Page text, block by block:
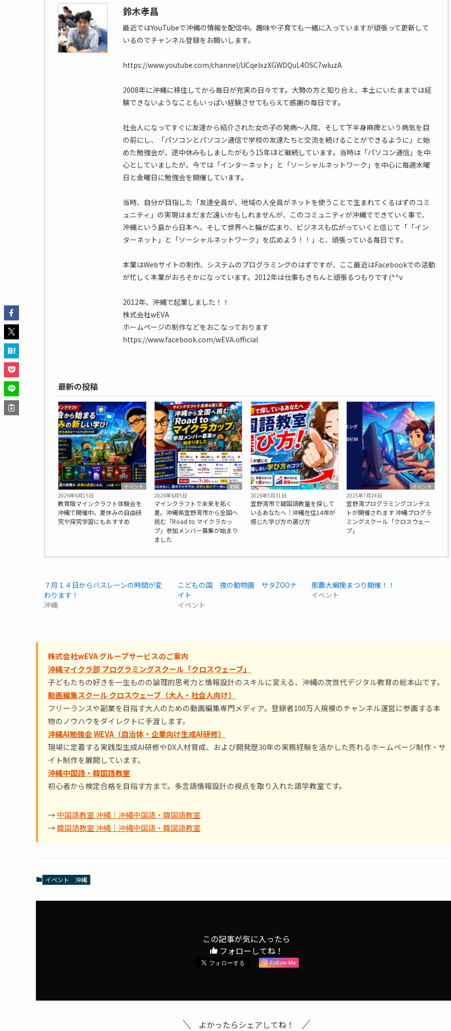
鈴木孝昌
最近ではYouTubeで沖縄の情報を配信中。趣味や子育ても一緒に入っていますが頑張って更新して
いるのでチャンネル登録をお願いします。
https://www.youtube.com/channel/UCqelxzXGWDQuL4OSC7wIuzA
2008年に沖縄に移住してから毎日が充実の日々です。大勢の方と知り合え、本土にいたままでは経
験できないようなこともいっぱい経験させてもらえて感謝の毎日です。
社会人になってすぐに友達から紹介された女の子の発病〜入院、そして下半身麻痺という病気を目
の前にし、「パソコンとパソコン通信で学校の友達たちと交流を続けることができるように」と始
めた勉強会が、途中休みもしましたがもう15年ほど継続しています。当時は「パソコン通信」を中
心としていましたが、今では「インターネット」と「ソーシャルネットワーク」を中心に毎週水曜
日と金曜日に勉強会を開催しています。
当時、自分が目指した「友達全員が、地域の人全員がネットを使うことで生まれてくるはずのコミ
ュニティ」の実現はまだまだ遠いかもしれませんが、このコミュニティが沖縄でできていく事で、
沖縄という島から日本へ、そして世界へと輪が広まり、ビジネスも広がっていくと信じて「「イン
ターネット」と「ソーシャルネットワーク」を広めよう！！」と、頑張っている毎日です。
本業はWebサイトの制作、システムのプログラミングのはずですが、ここ最近はFacebookでの活動
が忙しく本業がおろそかになっています。2012年は仕事もきちんと頑張るつもりです(^^v
2012年、沖縄で起業しました！！
株式会社wEVA
ホームページの制作などをおこなっております
https://www.facebook.com/wEVA.official
最新の投稿
イベント
2026年6月15日
教育版マインクラフト体験会を
沖縄で開催中。夏休みの自由研
究や探究学習にもおすすめ
地域
2026年6月5日
マインクラフトで未来を拓く
夏。沖縄県宜野湾市から全国へ
挑む「Road to マイクラカッ
プ」参加メンバー募集が始まり
ました
紹介
2026年5月31日
宜野湾市で韓国語教室を探して
いるあなたへ｜沖縄在住14年が
感じた学び方の選び方
イベント
2025年7月24日
宜野湾プログラミングコンテス
トが開催されます 沖縄プログラ
ミングスクール「クロスウェー
ブ」
７月１４日からバスレーンの時間が変
わります！
沖縄
こどもの国 夜の動物園 サタZOOナ
イト
イベント
那覇大綱挽まつり開催！！
イベント
株式会社wEVA グループサービスのご案内
沖縄マイクラ部 プログラミングスクール「クロスウェーブ」
子どもたちの好きを一生ものの論理的思考力と情報設計のスキルに変える、沖縄の次世代デジタル教育の総本山です。
動画編集スクール クロスウェーブ（大人・社会人向け）
フリーランスや副業を目指す大人のための動画編集専門メディア。登録者100万人規模のチャンネル運営に参画する本
物のノウハウをダイレクトに手渡します。
沖縄AI勉強会 WEVA（自治体・企業向け生成AI研修）
現場に定着する実践型生成AI研修やDX人材育成、および開発歴30年の実務経験を活かした売れるホームページ制作・サ
イト制作を展開しています。
沖縄中国語・韓国語教室
初心者から検定合格を目指す方まで。多言語情報設計の視点を取り入れた語学教室です。
→ 中国語教室 沖縄｜沖縄中国語・韓国語教室
→韓国語教室 沖縄｜沖縄中国語・韓国語教室
イベント 沖縄
この記事が気に入ったら
フォローしてね！
Follow Me
よかったらシェアしてね！